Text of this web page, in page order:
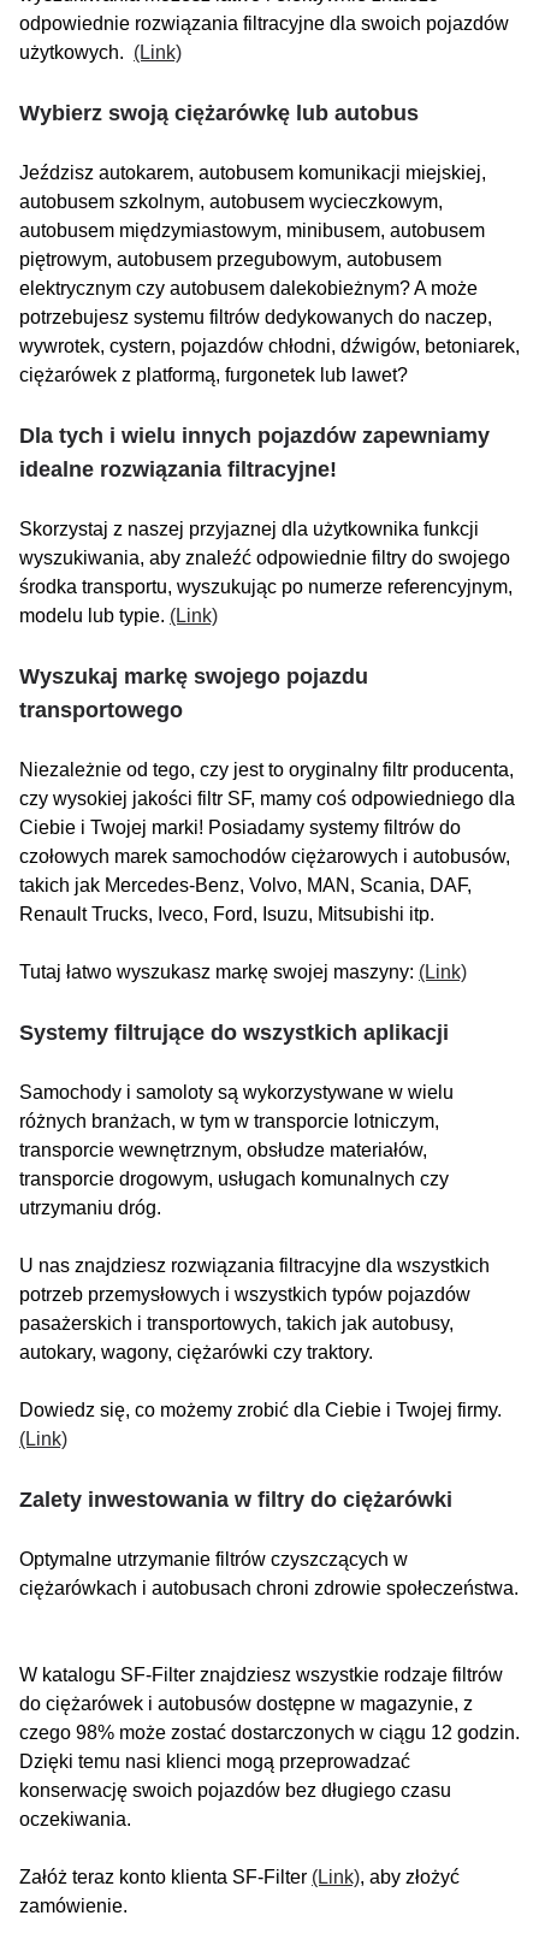
odpowiednie rozwiązania filtracyjne dla swoich pojazdów
użytkowych. (Link)
Wybierz swoją ciężarówkę lub autobus
Jeździsz autokarem, autobusem komunikacji miejskiej,
autobusem szkolnym, autobusem wycieczkowym,
autobusem międzymiastowym, minibusem, autobusem
piętrowym, autobusem przegubowym, autobusem
elektrycznym czy autobusem dalekobieżnym? A może
potrzebujesz systemu filtrów dedykowanych do naczep,
wywrotek, cystern, pojazdów chłodni, dźwigów, betoniarek,
ciężarówek z platformą, furgonetek lub lawet?
Dla tych i wielu innych pojazdów zapewniamy
idealne rozwiązania filtracyjne!
Skorzystaj z naszej przyjaznej dla użytkownika funkcji
wyszukiwania, aby znaleźć odpowiednie filtry do swojego
środka transportu, wyszukując po numerze referencyjnym,
modelu lub typie. (Link)
Wyszukaj markę swojego pojazdu
transportowego
Niezależnie od tego, czy jest to oryginalny filtr producenta,
czy wysokiej jakości filtr SF, mamy coś odpowiedniego dla
Ciebie i Twojej marki! Posiadamy systemy filtrów do
czołowych marek samochodów ciężarowych i autobusów,
takich jak Mercedes-Benz, Volvo, MAN, Scania, DAF,
Renault Trucks, Iveco, Ford, Isuzu, Mitsubishi itp.
Tutaj łatwo wyszukasz markę swojej maszyny: (Link)
Systemy filtrujące do wszystkich aplikacji
Samochody i samoloty są wykorzystywane w wielu
różnych branżach, w tym w transporcie lotniczym,
transporcie wewnętrznym, obsłudze materiałów,
transporcie drogowym, usługach komunalnych czy
utrzymaniu dróg.
U nas znajdziesz rozwiązania filtracyjne dla wszystkich
potrzeb przemysłowych i wszystkich typów pojazdów
pasażerskich i transportowych, takich jak autobusy,
autokary, wagony, ciężarówki czy traktory.
Dowiedz się, co możemy zrobić dla Ciebie i Twojej firmy.
(Link)
Zalety inwestowania w filtry do ciężarówki
Optymalne utrzymanie filtrów czyszczących w
ciężarówkach i autobusach chroni zdrowie społeczeństwa.
W katalogu SF-Filter znajdziesz wszystkie rodzaje filtrów
do ciężarówek i autobusów dostępne w magazynie, z
czego 98% może zostać dostarczonych w ciągu 12 godzin.
Dzięki temu nasi klienci mogą przeprowadzać
konserwację swoich pojazdów bez długiego czasu
oczekiwania.
Załóż teraz konto klienta SF-Filter (Link), aby złożyć
zamówienie.